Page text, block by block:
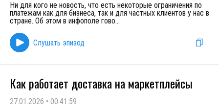
Ни для кого не новость, что есть некоторые ограничения по
платежам как для бизнеса, так и для частных клиентов у нас в
стране. Об этом в инфополе гово...
Слушать эпизод
Как работает доставка на маркетплейсы
27.01.2026 • 00:41:59